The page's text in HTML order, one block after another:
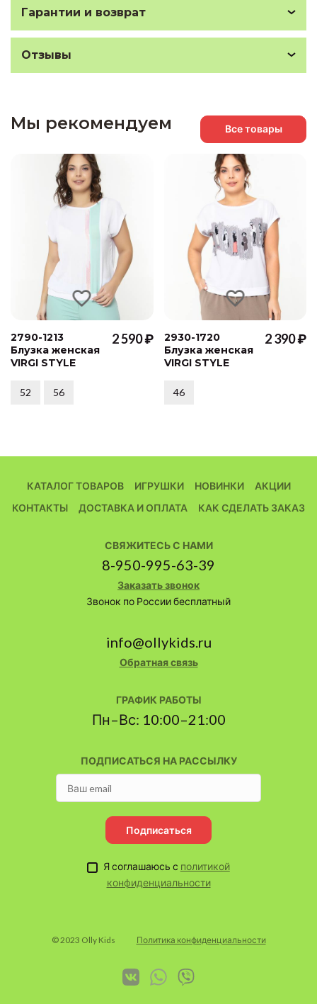
Гарантии и возврат
Отзывы
Мы рекомендуем Все товары
2790-1213
Блузка женская
VIRGI STYLE
2 590 ₽
52 56
2930-1720
Блузка женская
VIRGI STYLE
2 390 ₽
46
КАТАЛОГ ТОВАРОВ ИГРУШКИ НОВИНКИ
АКЦИИ
КОНТАКТЫ
ДОСТАВКА И ОПЛАТА КАК СДЕЛАТЬ ЗАКАЗ
ПОДПИСАТЬСЯ НА РАССЫЛКУ
Подписаться
Я соглашаюсь с политикой
конфиденциальности
СВЯЖИТЕСЬ С НАМИ
8-950-995-63-39
Заказать звонок
Звонок по России бесплатный
info@ollykids.ru
Обратная связь
ГРАФИК РАБОТЫ
Пн–Вс: 10:00–21:00
© 2023 Olly Kids Политика конфиденциальности